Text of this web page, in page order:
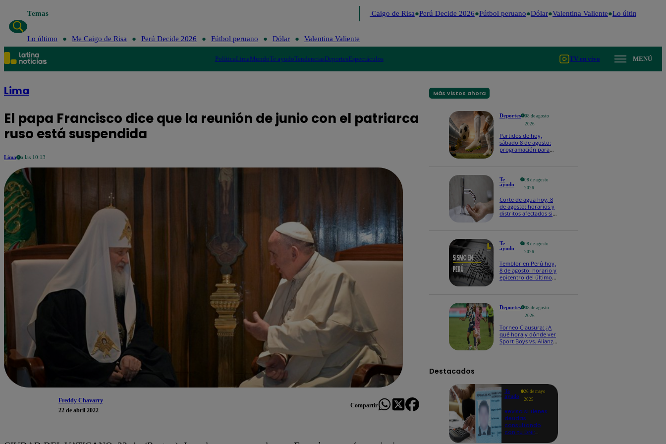
Temas Me Caigo de Risa Perú Decide 2026 Fútbol peruano Dólar Valentina Valiente Lo último
Lo último Me Caigo de Risa Perú Decide 2026 Fútbol peruano Dólar Valentina Valiente
PolíticaLimaMundoTe ayudoTendenciasDeportesEspectáculos TV en vivo MENÚ
Lima
El papa Francisco dice que la reunión de junio con el patriarca
ruso está suspendida
Lima a las 10:13
Freddy Chavarry
22 de abril 2022
Compartir
Más vistos ahora
Deportes
08 de agosto
2026
Partidos de hoy,
sábado 8 de agosto:
programación para
Te
ayudo
08 de agosto
2026
Corte de agua hoy, 8
de agosto: horarios y
distritos afectados sin
Te
ayudo
08 de agosto
2026
Temblor en Perú hoy,
8 de agosto: horario y
epicentro del último
Deportes
08 de agosto
2026
Torneo Clausura: ¿A
qué hora y dónde ver
Sport Boys vs. Alianza
Destacados
Te
ayudo
26 de mayo
2025
Revisa si tienes
deudas
consultando
con tu DNI: